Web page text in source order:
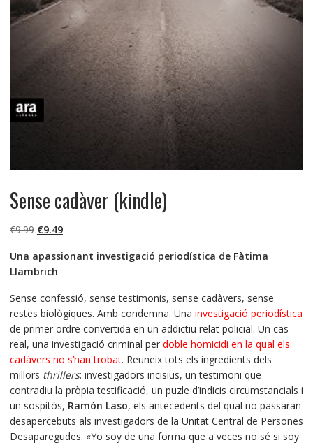
Sense cadàver (kindle)
€9.99 El
original
era:
€9.49El
actual
Una apassionant investigació periodística de Fàtima
Llambrich
Sense confessió, sense testimonis, sense cadàvers, sense
restes biològiques. Amb condemna. Una investigació periodística
de primer ordre convertida en un addictiu relat policial. Un cas
real, una investigació criminal per doble homicidi en la qual els
cadàvers no s’han trobat. Reuneix tots els ingredients dels
millors thrillers: investigadors incisius, un testimoni que
contradiu la pròpia testificació, un puzle d’indicis circumstancials i
un sospitós, Ramón Laso, els antecedents del qual no passaran
desapercebuts als investigadors de la Unitat Central de Persones
Desaparegudes. «Yo soy de una forma que a veces no sé si soy